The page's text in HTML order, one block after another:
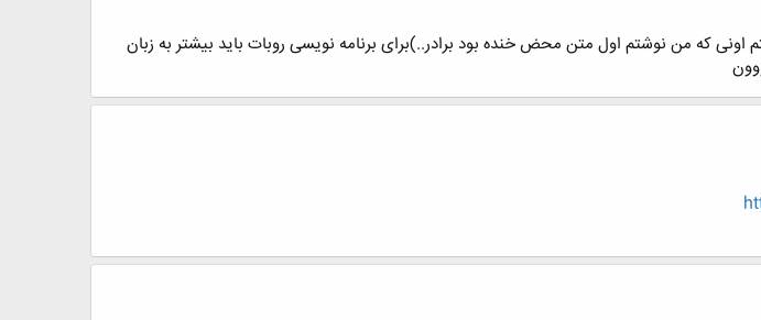
که من نوشتم اول متن محض خنده بود برادر..)برای برنامه نویسی روبات باید بیشتر به زبان